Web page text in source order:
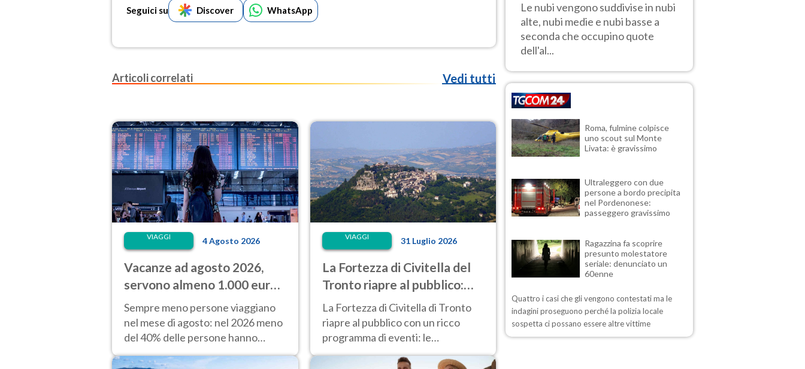
Seguici su Discover WhatsApp
Articoli correlati Vedi tutti
VIAGGI 4 Agosto 2026
Vacanze ad agosto 2026,
servono almeno 1.000 euro
a persona: quanto costano
alloggio e trasporti
Sempre meno persone viaggiano
nel mese di agosto: nel 2026 meno
del 40% delle persone hanno
organizzato una vacanza in questo
VIAGGI 31 Luglio 2026
La Fortezza di Civitella del
Tronto riapre al pubblico:
come visitarla, anche di
notte
La Fortezza di Civitella di Tronto
riapre al pubblico con un ricco
programma di eventi: le
informazioni su orari e biglietti.
Le nubi vengono suddivise in nubi
alte, nubi medie e nubi basse a
seconda che occupino quote
dell'al...
Roma, fulmine colpisce
uno scout sul Monte
Livata: è gravissimo
Ultraleggero con due
persone a bordo precipita
nel Pordenonese:
passeggero gravissimo
Ragazzina fa scoprire
presunto molestatore
seriale: denunciato un
60enne
Quattro i casi che gli vengono contestati ma le
indagini proseguono perché la polizia locale
sospetta ci possano essere altre vittime